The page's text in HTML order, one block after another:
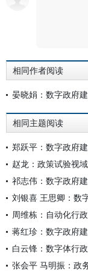
相同作者阅读
晏晓娟：数字政府
相同主题阅读
赵龙：政策试验视
祁志伟：数字政府
刘银喜 王思卿：数
周维栋：自动化行
蒋红珍：数字政府
白云锋：数字体行
张会平 马明振：政